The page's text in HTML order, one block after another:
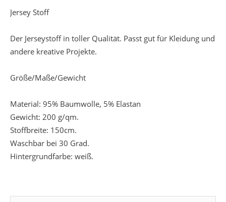
Jersey Stoff
Der Jerseystoff in toller Qualität. Passt gut für Kleidung und
andere kreative Projekte.
Größe/Maße/Gewicht
Material: 95% Baumwolle, 5% Elastan
Gewicht: 200 g/qm.
Stoffbreite: 150cm.
Waschbar bei 30 Grad.
Hintergrundfarbe: weiß.